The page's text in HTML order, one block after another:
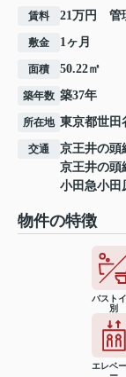
賃料 21万円 管
敷金 1ヶ月
面積 50.22㎡
築年数 築37年
所在地 東京都世田
交通 京王井の頭
京王井の頭
小田急小田
物件の特徴
バスト
別
エレベ